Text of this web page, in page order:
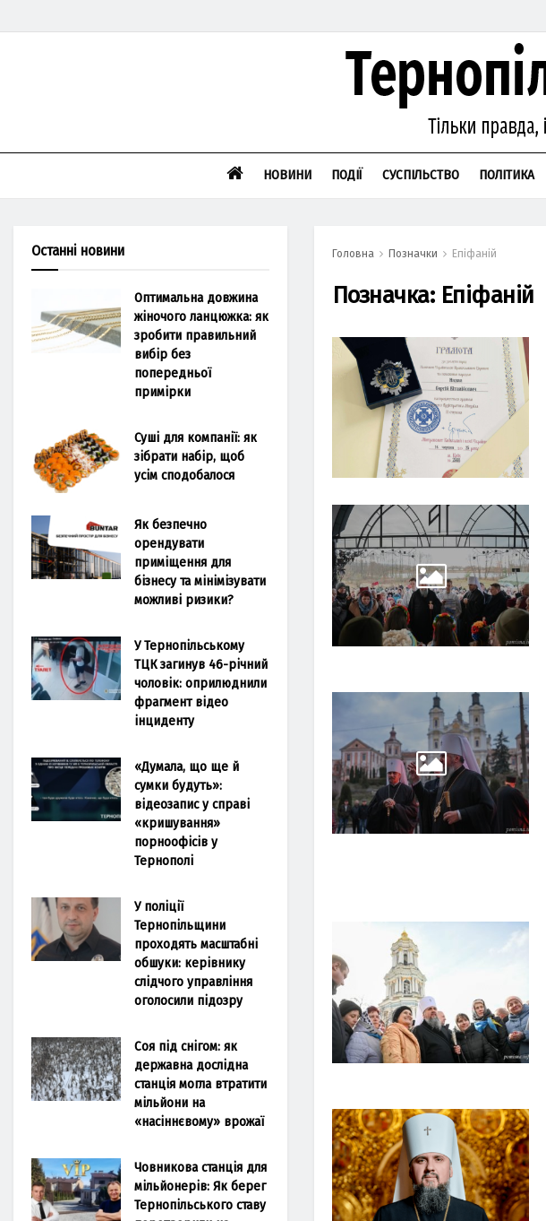
НОВИНИ ПОДІЇ СУСПІЛЬСТВО ПОЛІТИКА
Головна Позначки Епіфаній
Позначка: Епіфаній
Останні новини
Оптимальна довжина
жіночого ланцюжка: як
зробити правильний
вибір без
попередньої
примірки
Суші для компанії: як
зібрати набір, щоб
усім сподобалося
Як безпечно
орендувати
приміщення для
бізнесу та мінімізувати
можливі ризики?
У Тернопільському
ТЦК загинув 46-річний
чоловік: оприлюднили
фрагмент відео
інциденту
«Думала, що ще й
сумки будуть»:
відеозапис у справі
«кришування»
порноофісів у
Тернополі
У поліції
Тернопільщини
проходять масштабні
обшуки: керівнику
слідчого управління
оголосили підозру
Соя під снігом: як
державна дослідна
станція могла втратити
мільйони на
«насіннєвому» врожаї
Човникова станція для
мільйонерів: Як берег
Тернопільського ставу